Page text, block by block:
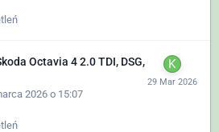
Octavia 4 2.0 TDI, DSG,
2026 o 15:07